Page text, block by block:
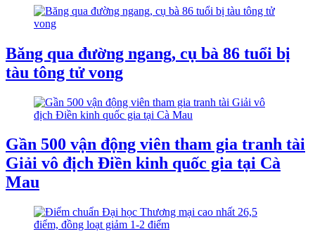
Băng qua đường ngang, cụ bà 86 tuổi bị
tàu tông tử vong
Gần 500 vận động viên tham gia tranh tài
Giải vô địch Điền kinh quốc gia tại Cà
Mau